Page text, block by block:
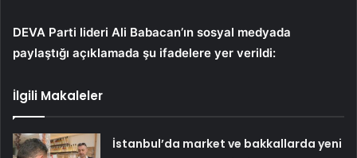
DEVA Parti lideri Ali Babacan’ın sosyal medyada
paylaştığı açıklamada şu ifadelere yer verildi:
İlgili Makaleler
İstanbul’da market ve bakkallarda yeni